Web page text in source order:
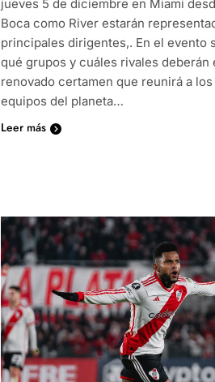
jueves 5 de diciembre en Miami
Boca como River estarán
principales dirigentes,. En el evento
qué grupos y cuáles rivales deberán
renovado certamen que reunirá a
equipos del planeta…
Leer más